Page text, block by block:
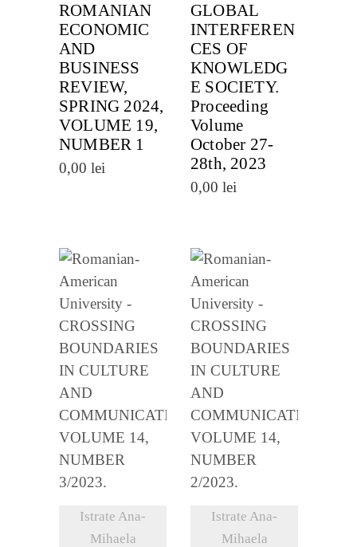
ROMANIAN
ECONOMIC
AND
BUSINESS
REVIEW,
SPRING 2024,
VOLUME 19,
NUMBER 1
0,00 lei
GLOBAL
INTERFEREN
CES OF
KNOWLEDG
E SOCIETY.
Proceeding
Volume
October 27-
28th, 2023
0,00 lei
Istrate Ana-
Mihaela
DETALII
Istrate Ana-
Mihaela
DETALII